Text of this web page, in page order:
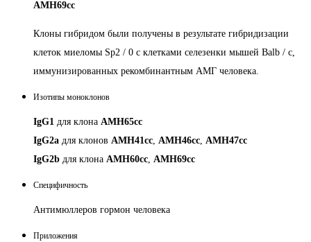
AMH69cc
Клоны гибридом были получены в результате гибридизации
клеток миеломы Sp2 / 0 с клетками селезенки мышей Balb / c,
иммунизированных рекомбинантным АМГ человека.
Изотипы моноклонов
IgG1 для клона AMH65cc
IgG2a для клонов AMH41cc, AMH46cc, AMH47cc
IgG2b для клона AMH60cc, AMH69cc
Специфичность
Антимюллеров гормон человека
Приложения